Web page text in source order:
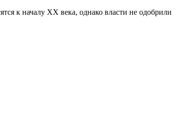
к началу ХХ века, однако власти не одобрили